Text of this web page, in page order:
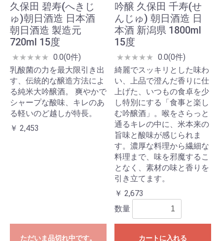
久保田 碧寿(へきじ
ゅ)朝日酒造 日本酒
朝日酒造 製造元
720ml 15度
★★★★★ 0.0(0件)
乳酸菌の力を最大限引き出
す、伝統的な醸造方法によ
る純米大吟醸酒。 爽やかで
シャープな酸味、キレのあ
る軽いのど越しが特長。
￥ 2,453
ただいま品切れ中です。
吟醸 久保田 千寿(せ
んじゅ) 朝日酒造 日
本酒 新潟県 1800ml
15度
★★★★★ 0.0(0件)
綺麗でスッキリとした味わ
い、上品で澄んだ香りに仕
上げた、いつもの食卓を少
し特別にする「食事と楽し
む吟醸酒」。喉をさらっと
通るキレの中に、米本来の
旨味と酸味が感じられま
す。濃厚な料理から繊細な
料理まで、味を邪魔するこ
となく、素材の味と香りを
引き立てます。
￥ 2,673
数量
カートに入れる